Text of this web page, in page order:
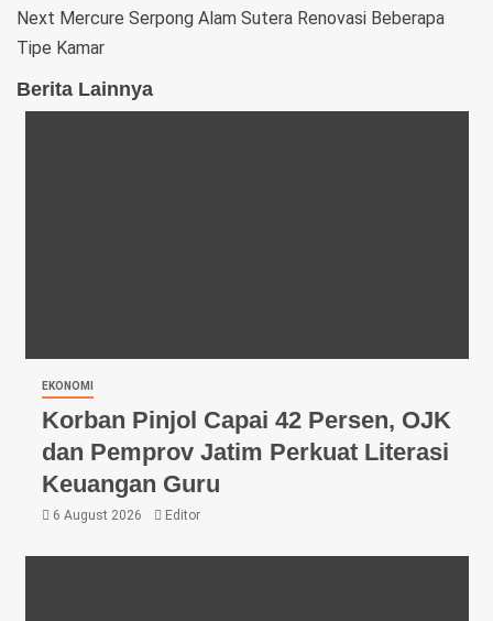
Next Mercure Serpong Alam Sutera Renovasi Beberapa
Tipe Kamar
Berita Lainnya
EKONOMI
Korban Pinjol Capai 42 Persen, OJK
dan Pemprov Jatim Perkuat Literasi
Keuangan Guru
6 August 2026 Editor